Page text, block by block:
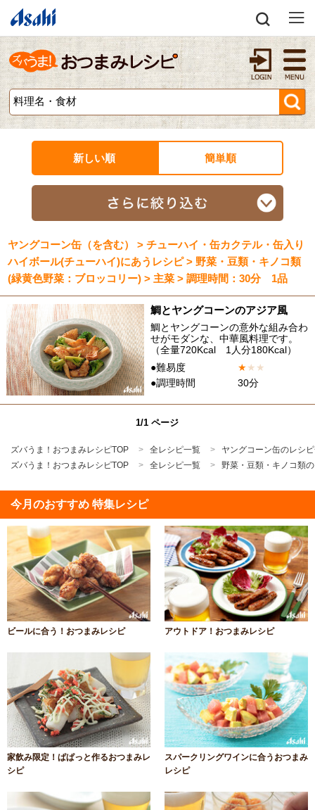
新しい順 簡単順
ヤングコーン缶（を含む） > チューハイ・缶カクテル・缶入り
ハイボール(チューハイ)にあうレシピ > 野菜・豆類・キノコ類
(緑黄色野菜：ブロッコリー) > 主菜 > 調理時間：30分 1品
鯛とヤングコーンのアジア風
鯛とヤングコーンの意外な組み合わ
せがモダンな、中華風料理です。
（全量720Kcal 1人分180Kcal）
●難易度
★★ ★
●調理時間
30分
1/1 ページ
ズバうま！おつまみレシピTOP 全レシピ一覧
ヤングコーン缶のレシ
ズバうま！おつまみレシピTOP
全レシピ一覧 野菜・豆類・キノコ類
今月のおすすめ 特集レシピ
ビールに合う！おつまみレシピ アウトドア！おつまみレシピ
家飲み限定！ぱぱっと作るおつまみレ
シピ
スパークリングワインに合うおつまみ
レシピ